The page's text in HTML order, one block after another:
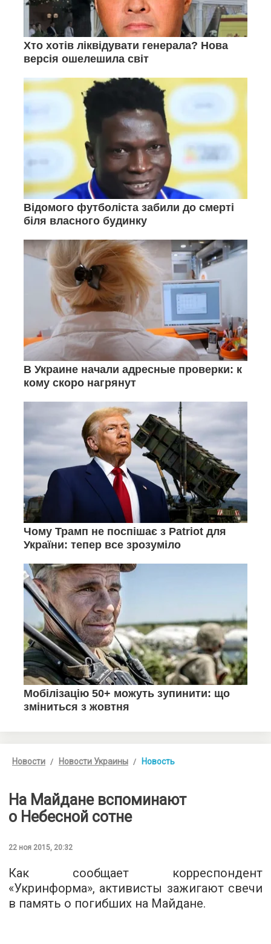
Новости Новости Украины Новость
На Майдане вспоминают
о Небесной сотне
22 ноя 2015, 20:32
Как сообщает корреспондент
«Укринформа», активисты зажигают свечи
в память о погибших на Майдане.